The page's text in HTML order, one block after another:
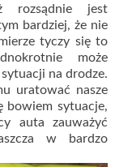
rozsądnie jest
bardziej, że nie
tyczy się to
może
na drodze.
uratować nasze
bowiem sytuacje,
auta zauważyć
w bardzo